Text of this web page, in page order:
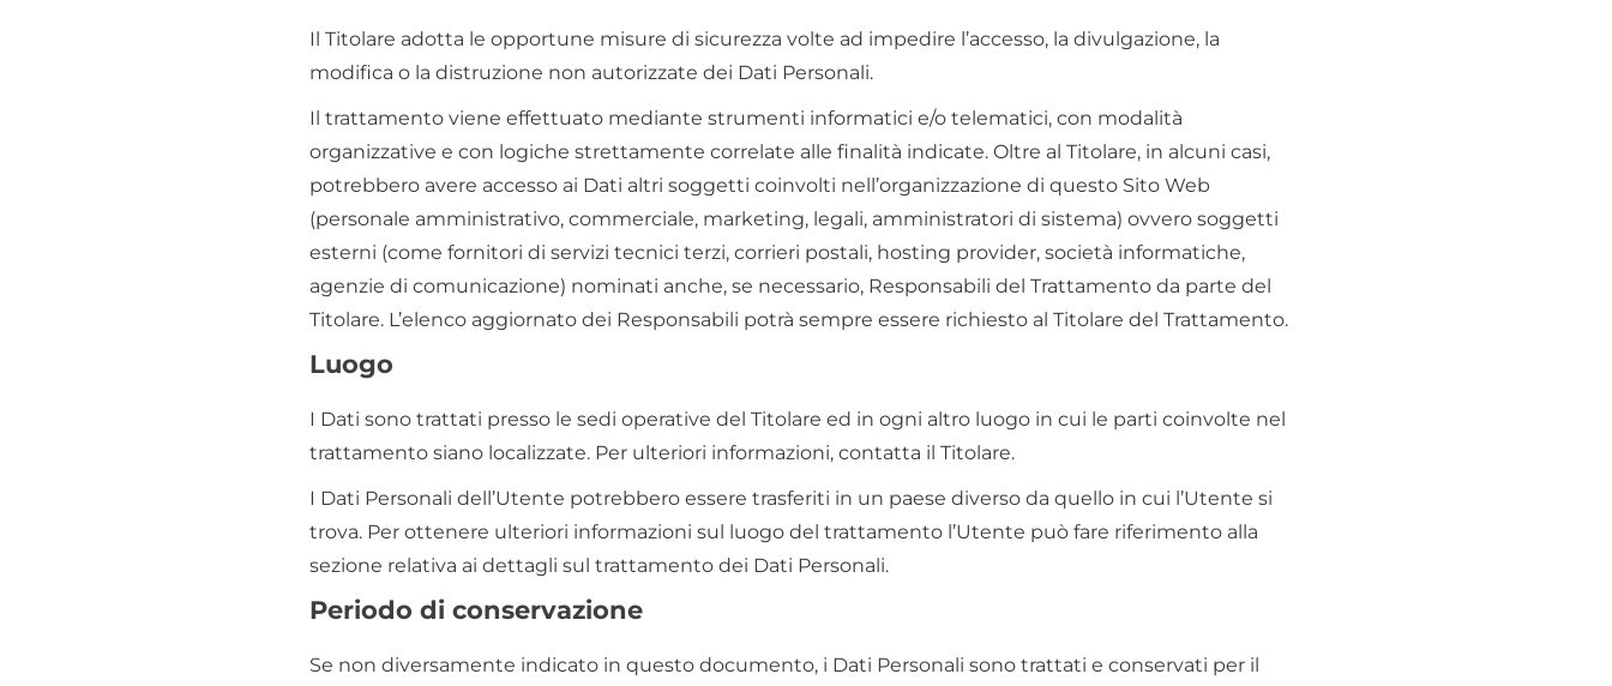
Il Titolare adotta le opportune misure di sicurezza volte ad impedire l’accesso, la divulgazione, la
modifica o la distruzione non autorizzate dei Dati Personali.
Il trattamento viene effettuato mediante strumenti informatici e/o telematici, con modalità
organizzative e con logiche strettamente correlate alle finalità indicate. Oltre al Titolare, in alcuni casi,
potrebbero avere accesso ai Dati altri soggetti coinvolti nell’organizzazione di questo Sito Web
(personale amministrativo, commerciale, marketing, legali, amministratori di sistema) ovvero soggetti
esterni (come fornitori di servizi tecnici terzi, corrieri postali, hosting provider, società informatiche,
agenzie di comunicazione) nominati anche, se necessario, Responsabili del Trattamento da parte del
Titolare. L’elenco aggiornato dei Responsabili potrà sempre essere richiesto al Titolare del Trattamento.
Luogo
I Dati sono trattati presso le sedi operative del Titolare ed in ogni altro luogo in cui le parti coinvolte nel
trattamento siano localizzate. Per ulteriori informazioni, contatta il Titolare.
I Dati Personali dell’Utente potrebbero essere trasferiti in un paese diverso da quello in cui l’Utente si
trova. Per ottenere ulteriori informazioni sul luogo del trattamento l’Utente può fare riferimento alla
sezione relativa ai dettagli sul trattamento dei Dati Personali.
Periodo di conservazione
Se non diversamente indicato in questo documento, i Dati Personali sono trattati e conservati per il